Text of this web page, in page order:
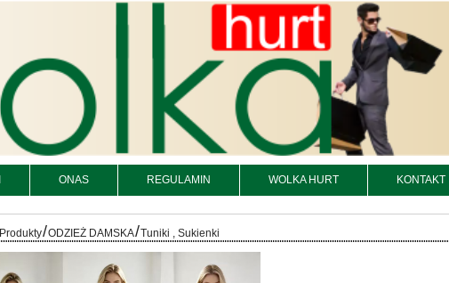
ONAS REGULAMIN WOLKA HURT KONTAKT
Produkty/ODZIEŻ DAMSKA/Tuniki , Sukienki